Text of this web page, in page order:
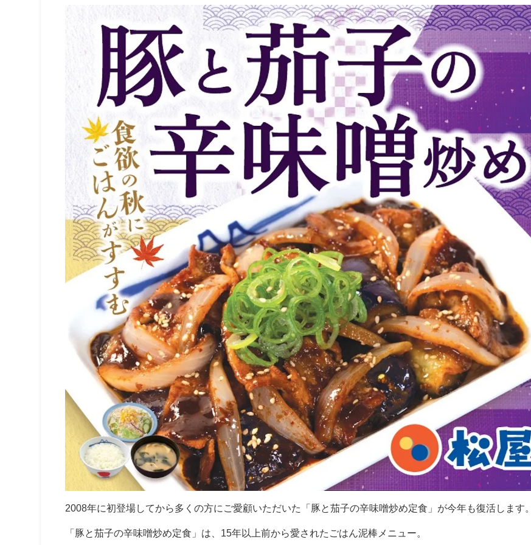
2008年に初登場してから多くの方にご愛顧いただいた「豚と茄子の辛味噌炒め定食」が今年も復活します。
「豚と茄子の辛味噌炒め定食」は、 15年以上前から愛されたごはん泥棒メニュー。